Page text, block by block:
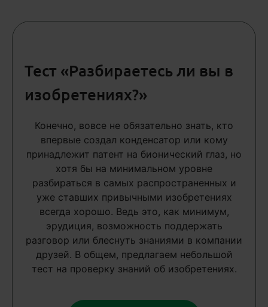
Тест «Разбираетесь ли вы в
изобретениях?»
Конечно, вовсе не обязательно знать, кто
впервые создал конденсатор или кому
принадлежит патент на бионический глаз, но
хотя бы на минимальном уровне
разбираться в самых распространенных и
уже ставших привычными изобретениях
всегда хорошо. Ведь это, как минимум,
эрудиция, возможность поддержать
разговор или блеснуть знаниями в компании
друзей. В общем, предлагаем небольшой
тест на проверку знаний об изобретениях.